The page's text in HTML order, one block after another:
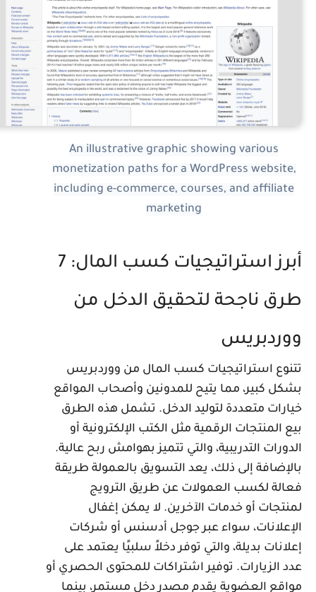
An illustrative graphic showing various
monetization paths for a WordPress website,
including e-commerce, courses, and affiliate
marketing
أبرز استراتيجيات كسب المال: 7
ناجحة لتحقيق الدخل من
استراتيجيات كسب المال من ووردبريس
كبير، مما يتيح للمدونين وأصحاب المواقع
متعددة لتوليد الدخل. تشمل هذه الطرق
المنتجات الرقمية مثل الكتب الإلكترونية أو
التدريبية، والتي تتميز بهوامش ربح عالية.
إلى ذلك، يعد التسويق بالعمولة طريقة
لكسب العمولات عن طريق الترويج
أو خدمات الآخرين. لا يمكن إغفال
سواء عبر جوجل أدسنس أو شركات
بديلة، والتي توفر دخلاً سلبيًا يعتمد على
الزيارات. توفير اشتراكات للمحتوى الحصري أو
العضوية يقدم مصدر دخل مستمر، بينما